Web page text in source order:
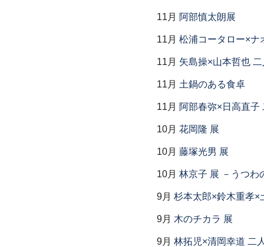
11月 阿部慎太朗展
11月 松浦コータロー×ナ
11月 矢島操×山本哲也
11月 土鍋のある食卓
11月 阿部春弥×日高直子
10月 花岡隆 展
10月 藤塚光男 展
10月 林京子 展 －うつわ
9月 杉本太郎×鈴木重孝×
9月 木のチカラ 展
9月 林拓児×清岡幸道 二